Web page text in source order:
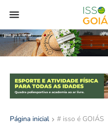
Página inicial # isso é GOIÁS